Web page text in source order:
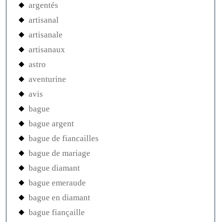
argentés
artisanal
artisanale
artisanaux
astro
aventurine
avis
bague
bague argent
bague de fiancailles
bague de mariage
bague diamant
bague emeraude
bague en diamant
bague fiançaille